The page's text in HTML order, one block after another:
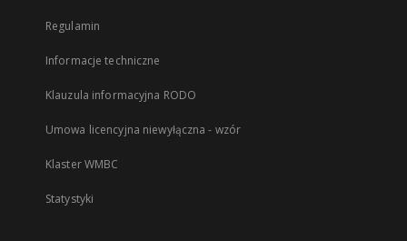
Regulamin
Informacje techniczne
Klauzula informacyjna RODO
Umowa licencyjna niewyłączna - wzór
Klaster WMBC
Statystyki